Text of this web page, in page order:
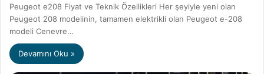
Peugeot e208 Fiyat ve Teknik Özellikleri Her şeyiyle yeni olan
Peugeot 208 modelinin, tamamen elektrikli olan Peugeot e-208
modeli Cenevre…
Devamını Oku »